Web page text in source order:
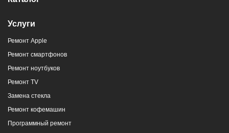
Услуги
Ремонт Apple
Ремонт смартфонов
Ремонт ноутбуков
Ремонт TV
Замена стекла
Ремонт кофемашин
Программный ремонт